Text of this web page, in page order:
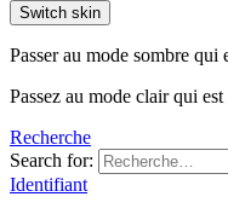
Switch skin
Passer au mode sombre
Passez au mode clair qui
Recherche
Search for:
Identifiant